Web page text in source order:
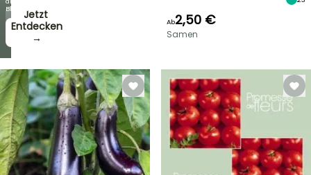
Jetzt
zugreifen!
→
Blüten!
Entdecken
→
Ab2,50 €
Samen